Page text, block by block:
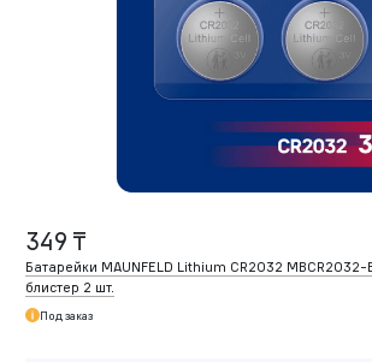
349 ₸
Батарейки MAUNFELD Lithium CR2032 MBCR2032-
блистер 2 шт.
Под заказ